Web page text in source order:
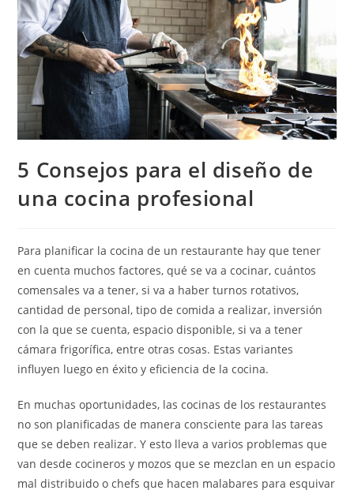
5 Consejos para el diseño de
una cocina profesional
Para planificar la cocina de un restaurante hay que tener
en cuenta muchos factores, qué se va a cocinar, cuántos
comensales va a tener, si va a haber turnos rotativos,
cantidad de personal, tipo de comida a realizar, inversión
con la que se cuenta, espacio disponible, si va a tener
cámara frigorífica, entre otras cosas. Estas variantes
influyen luego en éxito y eficiencia de la cocina.
En muchas oportunidades, las cocinas de los restaurantes
no son planificadas de manera consciente para las tareas
que se deben realizar. Y esto lleva a varios problemas que
van desde cocineros y mozos que se mezclan en un espacio
mal distribuido o chefs que hacen malabares para esquivar